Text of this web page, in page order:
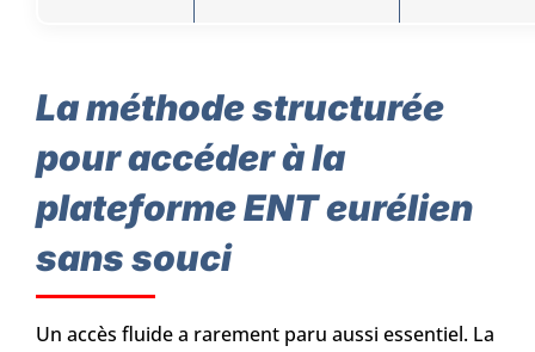
La méthode structurée
pour accéder à la
plateforme ENT eurélien
sans souci
Un accès fluide a rarement paru aussi essentiel. La